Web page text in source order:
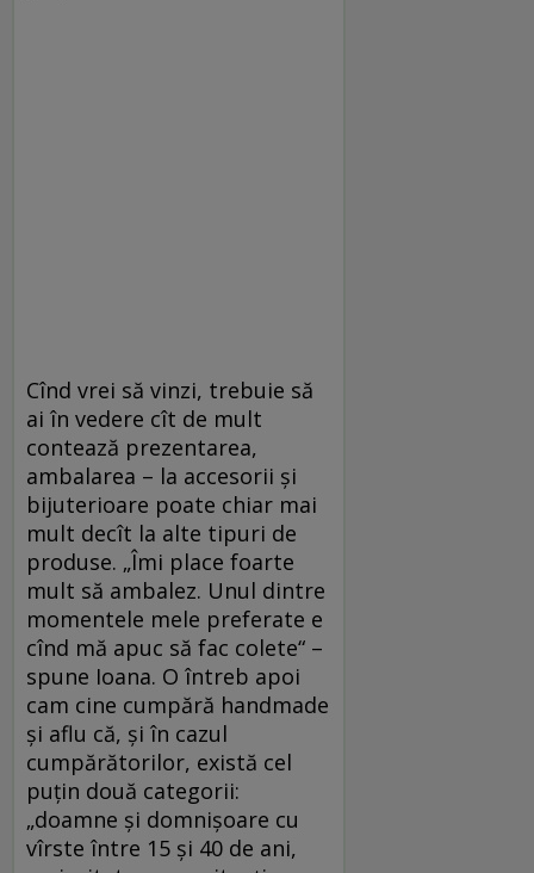
Cînd vrei să vinzi, trebuie să
ai în vedere cît de mult
contează prezentarea,
ambalarea – la accesorii şi
bijuterioare poate chiar mai
mult decît la alte tipuri de
produse. „Îmi place foarte
mult să ambalez. Unul dintre
momentele mele preferate e
cînd mă apuc să fac colete“ –
spune Ioana. O întreb apoi
cam cine cumpără handmade
şi aflu că, şi în cazul
cumpărătorilor, există cel
puţin două categorii:
„doamne şi domnişoare cu
vîrste între 15 şi 40 de ani,